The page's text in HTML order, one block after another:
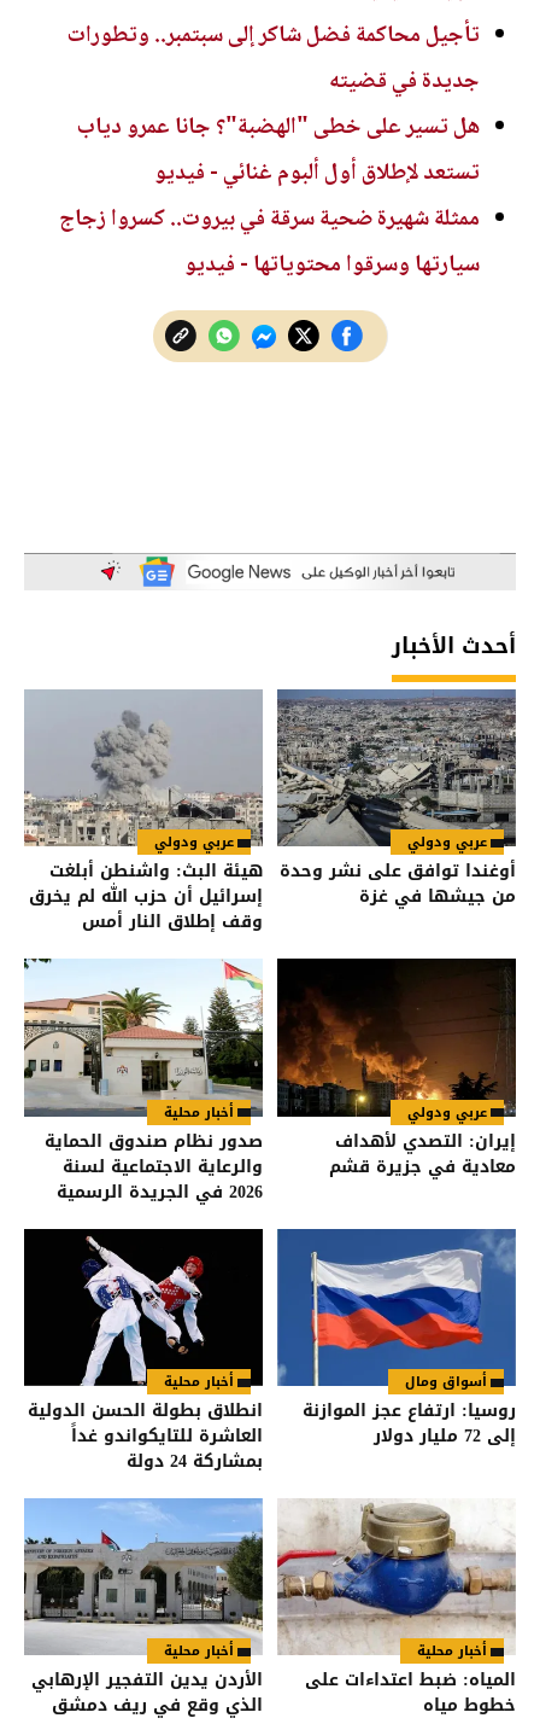
تأجيل محاكمة فضل شاكر إلى سبتمبر.. وتطورات
جديدة في قضيته
هل تسير على خطى "الهضبة"؟ جانا عمرو دياب
تستعد لإطلاق أول ألبوم غنائي - فيديو
ممثلة شهيرة ضحية سرقة في بيروت.. كسروا زجاج
سيارتها وسرقوا محتوياتها - فيديو
أحدث الأخبار
عربي ودولي
أوغندا توافق على نشر وحدة
من جيشها في غزة
عربي ودولي
هيئة البث: واشنطن أبلغت
إسرائيل أن حزب الله لم يخرق
وقف إطلاق النار أمس
عربي ودولي
إيران: التصدي لأهداف
معادية في جزيرة قشم
أخبار محلية
صدور نظام صندوق الحماية
والرعاية الاجتماعية لسنة
2026 في الجريدة الرسمية
أسواق ومال
روسيا: ارتفاع عجز الموازنة
إلى 72 مليار دولار
أخبار محلية
انطلاق بطولة الحسن الدولية
العاشرة للتايكواندو غداً
بمشاركة 24 دولة
أخبار محلية
المياه: ضبط اعتداءات على
خطوط مياه
أخبار محلية
الأردن يدين التفجير الإرهابي
الذي وقع في ريف دمشق